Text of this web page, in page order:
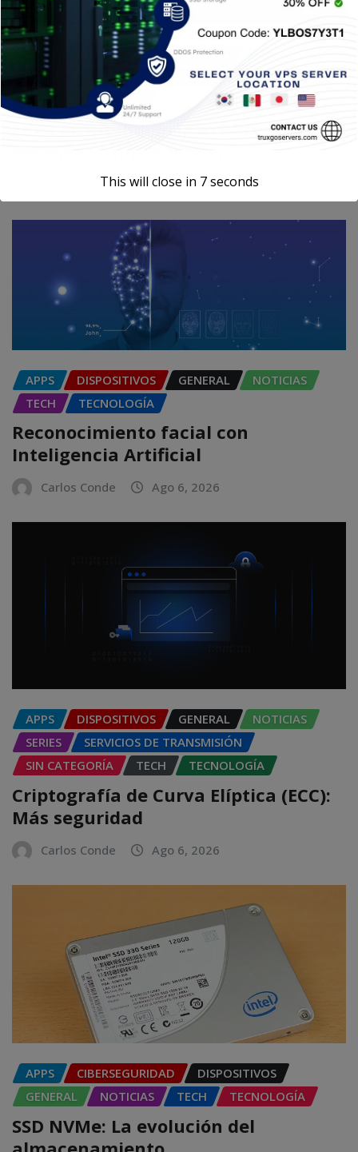
APPS DISPOSITIVOS GENERAL
RETRO
SERIES
SIN CATEGORÍA
SISTEMA OPERATIVO
TECNOLOGÍA
Edge AI: Inteligencia Artificial toma
Carlos Conde Ago 6, 2026
APPS DISPOSITIVOS GENERAL
NOTICIAS
TECH
TECNOLOGÍA
Reconocimiento facial con
Inteligencia Artificial
Carlos Conde Ago 6, 2026
APPS DISPOSITIVOS GENERAL
NOTICIAS
SERIES
SERVICIOS DE TRANSMISIÓN
SIN CATEGORÍA
TECH TECNOLOGÍA
Criptografía de Curva Elíptica (ECC):
Más seguridad
Carlos Conde Ago 6, 2026
APPS CIBERSEGURIDAD
DISPOSITIVOS
GENERAL
NOTICIAS TECH TECNOLOGÍA
SSD NVMe: La evolución del
This will close in 6seconds